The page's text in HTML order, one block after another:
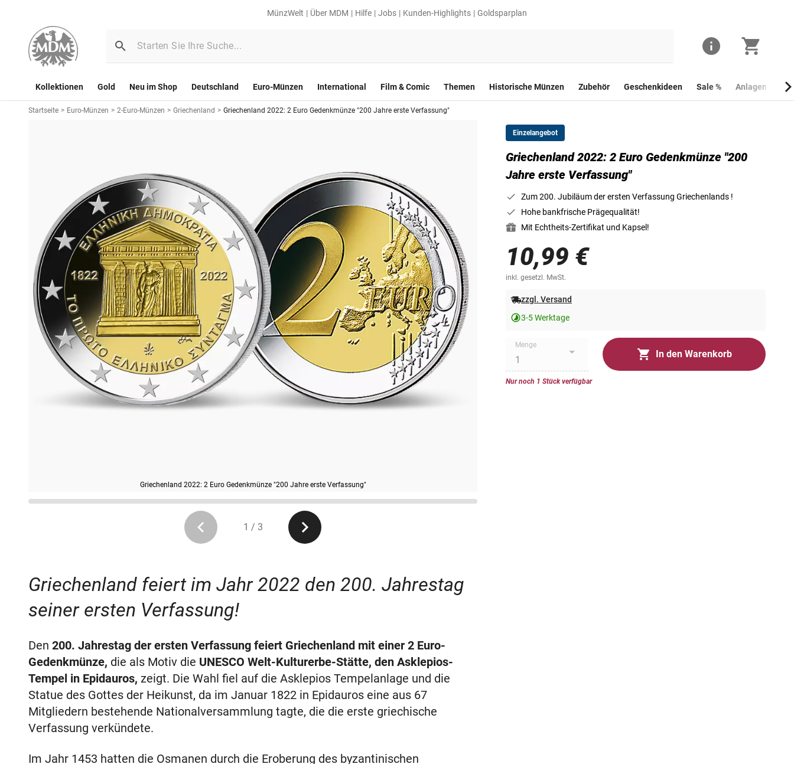
MünzWelt Über MDM Hilfe Jobs Kunden-Highlights Goldsparplan
Kollektionen Gold Neu im Shop Deutschland Euro-Münzen International Film & Comic Themen Historische Münzen Zubehör Geschenkideen Sale % Anlagemünzen
Startseite > Euro-Münzen > 2-Euro-Münzen > Griechenland > Griechenland 2022: 2 Euro Gedenkmünze "200 Jahre erste Verfassung"
Griechenland 2022: 2 Euro Gedenkmünze "200 Jahre erste Verfassung"
Die Vorderseite der 2 Euro Gedenkmünze "200 Jahre erste Verfassung",
1 / 3
Einzelangebot
Griechenland 2022: 2 Euro Gedenkmünze "200
Jahre erste Verfassung"
Zum 200. Jubiläum der ersten Verfassung Griechenlands !
Hohe bankfrische Prägequalität!
Mit Echtheits-Zertifikat und Kapsel!
10,99 €
inkl. gesetzl. MwSt.
zzgl. Versand
3-5 Werktage
Menge
In den Warenkorb
Nur noch 1 Stück verfügbar
Griechenland feiert im Jahr 2022 den 200. Jahrestag
seiner ersten Verfassung!
Den 200. Jahrestag der ersten Verfassung feiert Griechenland mit einer 2 Euro-
Gedenkmünze, die als Motiv die UNESCO Welt-Kulturerbe-Stätte, den Asklepios-
Tempel in Epidauros, zeigt. Die Wahl fiel auf die Asklepios Tempelanlage und die
Statue des Gottes der Heikunst, da im Januar 1822 in Epidauros eine aus 67
Mitgliedern bestehende Nationalversammlung tagte, die die erste griechische
Verfassung verkündete.
Im Jahr 1453 hatten die Osmanen durch die Eroberung des byzantinischen